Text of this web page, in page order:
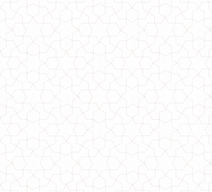
Женская короткая юбка с
650.00грн.